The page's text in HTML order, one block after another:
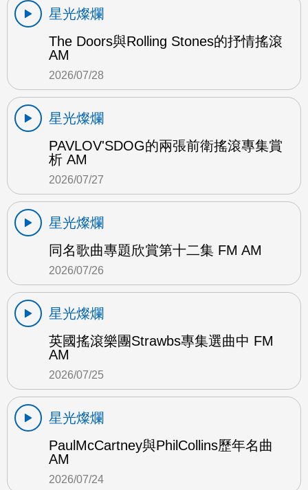
星光燦爛
The Doors與Rolling Stones的抒情搖滾
AM
2026/07/28
星光燦爛
PAVLOV'SDOG的兩張前衛搖滾專集賞
析 AM
2026/07/27
星光燦爛
同名歌曲專題欣賞第十二集 FM AM
2026/07/26
星光燦爛
英國搖滾樂團Strawbs專集選曲中 FM
AM
2026/07/25
星光燦爛
PaulMcCartney與PhilCollins歷年名曲
AM
2026/07/24